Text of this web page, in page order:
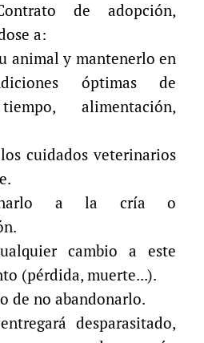
de adopción,
a:
animal y mantenerlo en
óptimas de
alimentación,
cuidados veterinarios
a la cría o
cambio a este
(pérdida, muerte...).
de no abandonarlo.
desparasitado,